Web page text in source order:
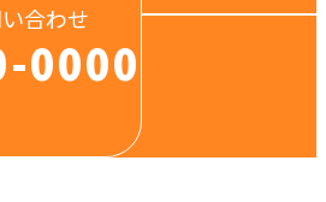
合わせ
0000